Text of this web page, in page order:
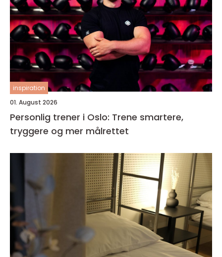
inspiration
01. August 2026
Personlig trener i Oslo: Trene smartere,
tryggere og mer målrettet